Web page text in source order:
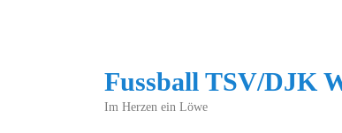
Fussball TSV/DJK
Im Herzen ein Löwe